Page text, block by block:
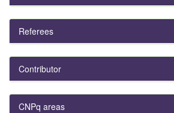
Referees
Contributor
CNPq areas